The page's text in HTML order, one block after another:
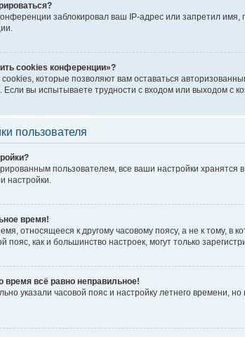
заблокировал ваш IP-адрес или запретил
cookies конференции»?
которые позволяют вам оставаться
Если вы испытываете трудности с входом или выходом с
пользователя
пользователем, все ваши настройки
настройки.
время!
относящееся к другому часовому поясу, а не к тому, в
пояс, как и большинство настроек, могут только
время всё равно неправильное!
указали часовой пояс и настройку летнего времени,